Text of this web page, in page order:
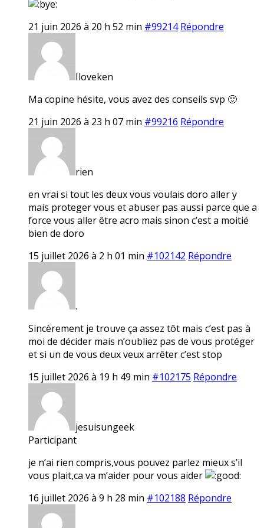
21 juin 2026 à 20 h 52 min #99214 Répondre
Iloveken
Ma copine hésite, vous avez des conseils svp 🙂
21 juin 2026 à 23 h 07 min #99216 Répondre
rien
en vrai si tout les deux vous voulais doro aller y
mais proteger vous et abuser pas aussi parce que a
force vous aller être acro mais sinon c’est a moitié
bien de doro
15 juillet 2026 à 2 h 01 min #102142 Répondre
.
Sincèrement je trouve ça assez tôt mais c’est pas à
moi de décider mais n’oubliez pas de vous protéger
et si un de vous deux veux arrêter c’est stop
15 juillet 2026 à 19 h 49 min #102175 Répondre
jesuisungeek
Participant
je n’ai rien compris,vous pouvez parlez mieux s’il
vous plait,ca va m’aider pour vous aider
16 juillet 2026 à 9 h 28 min #102188 Répondre